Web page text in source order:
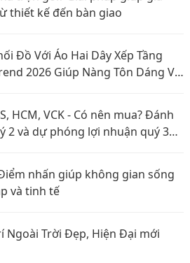
thiết kế đến bàn giao
Đồ Với Áo Hai Dây Xếp Tầng
2026 Giúp Nàng Tôn Dáng Và
HCM, VCK - Có nên mua? Đánh
2 và dự phóng lợi nhuận quý 3
nhấn giúp không gian sống
và tinh tế
Ngoài Trời Đẹp, Hiện Đại mới